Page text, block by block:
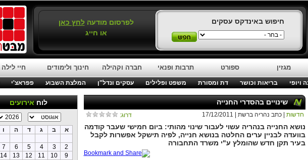
חיפוש באינדקס עסקים לפרסום מודעהלחץ כאן
או חייג
מגזין ספורט תרבות ופנאי חברה וקהילה חינוך ולימודים חיי לילה
ויופי בריאות וכושר דת ומסורת משפט ופלילים עסקים ונדל"ן המלצת השבוע פפראצ'י
לוחאירועים
א ב ג ד ה ו
2
3
4
5
6
7
9
10
11
12
13
14
שינויים בהסדרי החנייה
דרוג: חדשות | כתב נהריה ברשת | 17/12/2011
נושא החנייה בנהריה עשוי לעבור שינוי מהותי: ביום חמישי שעבר קודמה
בוועדה לבניין ערים החלטה בנושא חנייה, לפיה תישקל אפשרות לקבל
בעיר תקן חדש שהומלץ ע"י משרד התחבורה